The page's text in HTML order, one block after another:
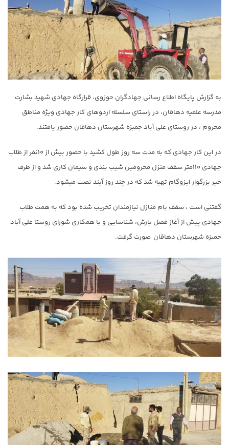
به گزارش پایگاه اطلاع رسانی جهادگران حوزوی، قرارگاه جهادی شهید بشارت
مدرسه علمیه دهاقان، در راستای سلسله اردوهای کار جهادی ویژه مناطق
محروم ، در روستای علی آباد جمبزه شهرستان دهاقان حضور یافتند.
در این کار جهادی که به مدت سه روز طول کشید با حضور بیش از ۱۰نفر از طلاب
جهادی ۱۱۰متر سقف منزل محرومین شیب بندی و سیمان کاری شد و از طرف
خیر بزرگوار ایزوگام تهیه شد که در چند روز آیند نصب میشود.
گفتنی است ، سقف بام منازل نیازمندان تخریب شده بود که به همت طلاب
جهادی پیش از آغاز فصل بارش، شناسایی و با همکاری شورای روستا علی آباد
جمبزه شهرستان دهاقان صورت گرفت.